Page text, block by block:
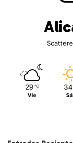
29 ℃
Vie
34